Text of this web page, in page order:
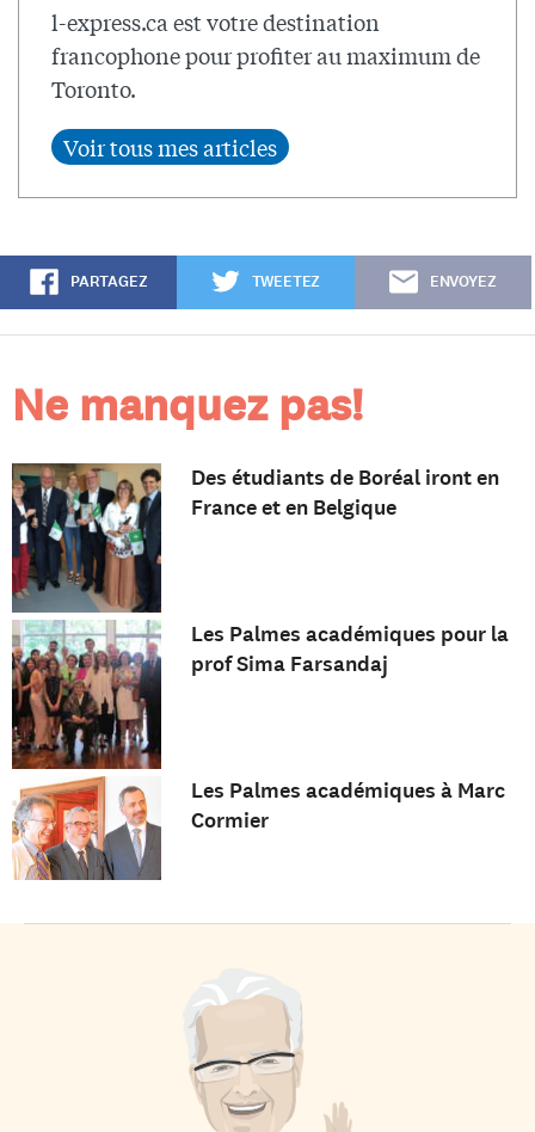
l-express.ca est votre destination
francophone pour profiter au maximum de
Toronto.
PARTAGEZ TWEETEZ ENVOYEZ
Ne manquez pas!
Des étudiants de Boréal iront en
France et en Belgique
Les Palmes académiques pour la
prof Sima Farsandaj
Les Palmes académiques à Marc
Cormier